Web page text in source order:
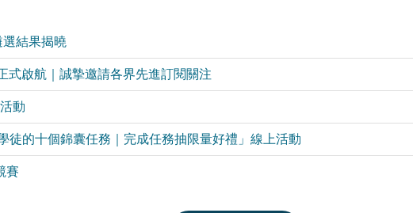
選結果揭曉
式啟航｜誠摯邀請各界先進訂閱關注
動
徒的十個錦囊任務｜完成任務抽限量好禮」線上活動
賽